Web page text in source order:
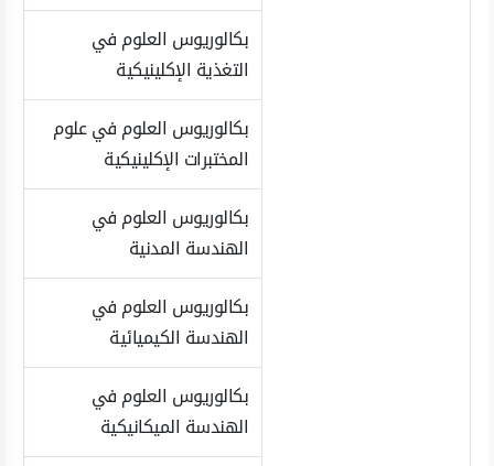
بكالوريوس العلوم في
التغذية الإكلينيكية
بكالوريوس العلوم في علوم
المختبرات الإكلينيكية
بكالوريوس العلوم في
الهندسة المدنية
بكالوريوس العلوم في
الهندسة الكيميائية
بكالوريوس العلوم في
الهندسة الميكانيكية